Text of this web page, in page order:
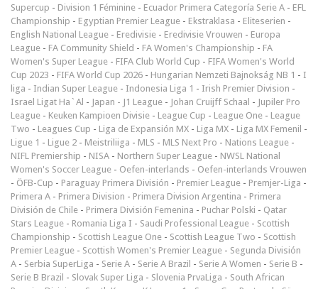
Supercup - Division 1 Féminine - Ecuador Primera Categoría Serie A - EFL
Championship - Egyptian Premier League - Ekstraklasa - Eliteserien -
English National League - Eredivisie - Eredivisie Vrouwen - Europa
League - FA Community Shield - FA Women's Championship - FA
Women's Super League - FIFA Club World Cup - FIFA Women's World
Cup 2023 - FIFA World Cup 2026 - Hungarian Nemzeti Bajnokság NB 1 - I
liga - Indian Super League - Indonesia Liga 1 - Irish Premier Division -
Israel Ligat Ha`Al - Japan - J1 League - Johan Cruijff Schaal - Jupiler Pro
League - Keuken Kampioen Divisie - League Cup - League One - League
Two - Leagues Cup - Liga de Expansión MX - Liga MX - Liga MX Femenil -
Ligue 1 - Ligue 2 - Meistriliiga - MLS - MLS Next Pro - Nations League -
NIFL Premiership - NISA - Northern Super League - NWSL National
Women's Soccer League - Oefen-interlands - Oefen-interlands Vrouwen
- ÖFB-Cup - Paraguay Primera División - Premier League - Premjer-Liga -
Primera A - Primera Division - Primera Division Argentina - Primera
División de Chile - Primera División Femenina - Puchar Polski - Qatar
Stars League - Romania Liga I - Saudi Professional League - Scottish
Championship - Scottish League One - Scottish League Two - Scottish
Premier League - Scottish Women's Premier League - Segunda División
A - Serbia SuperLiga - Serie A - Serie A Brazil - Serie A Women - Serie B -
Serie B Brazil - Slovak Super Liga - Slovenia PrvaLiga - South African